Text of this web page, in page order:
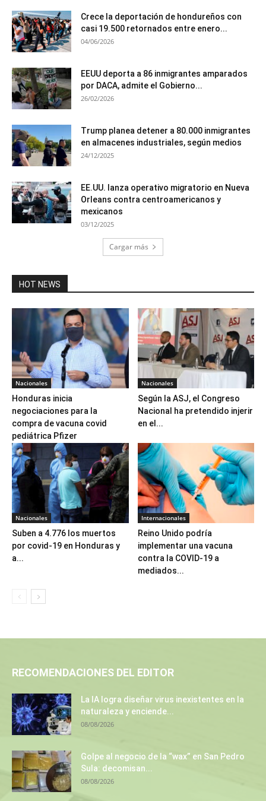
Crece la deportación de hondureños con
casi 19.500 retornados entre enero...
04/06/2026
EEUU deporta a 86 inmigrantes amparados
por DACA, admite el Gobierno...
26/02/2026
Trump planea detener a 80.000 inmigrantes
en almacenes industriales, según medios
24/12/2025
EE.UU. lanza operativo migratorio en Nueva
Orleans contra centroamericanos y
mexicanos
03/12/2025
Cargar más
HOT NEWS
Nacionales
Honduras inicia
negociaciones para la
compra de vacuna covid
pediátrica Pfizer
Nacionales
Según la ASJ, el Congreso
Nacional ha pretendido injerir
en el...
Nacionales
Suben a 4.776 los muertos
por covid-19 en Honduras y
a...
Internacionales
Reino Unido podría
implementar una vacuna
contra la COVID-19 a
mediados...
RECOMENDACIONES DEL EDITOR
La IA logra diseñar virus inexistentes en la
naturaleza y enciende...
08/08/2026
Golpe al negocio de la “wax” en San Pedro
Sula: decomisan...
08/08/2026